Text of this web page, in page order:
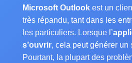
Microsoft Outlookest un
très répandu, tant dans les
les particuliers. Lorsque l’
s’ouvrir, cela peut générer un
Pourtant, la plupart des